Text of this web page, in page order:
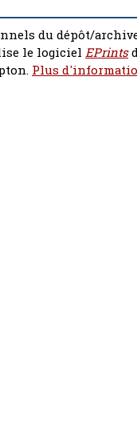
du dépôt/
le logiciel EPrints
Plus